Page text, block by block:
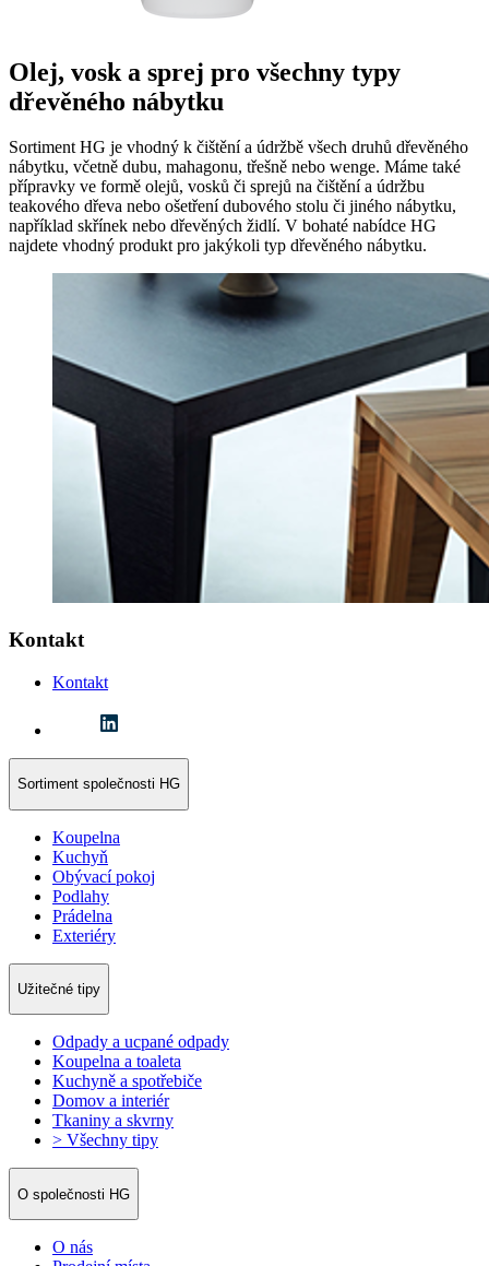
Olej, vosk a sprej pro všechny typy
dřevěného nábytku
Sortiment HG je vhodný k čištění a údržbě všech druhů dřevěného
nábytku, včetně dubu, mahagonu, třešně nebo wenge. Máme také
přípravky ve formě olejů, vosků či sprejů na čištění a údržbu
teakového dřeva nebo ošetření dubového stolu či jiného nábytku,
například skřínek nebo dřevěných židlí. V bohaté nabídce HG
najdete vhodný produkt pro jakýkoli typ dřevěného nábytku.
Kontakt
Kontakt
Sortiment společnosti HG
Koupelna
Kuchyň
Obývací pokoj
Podlahy
Prádelna
Exteriéry
Užitečné tipy
Odpady a ucpané odpady
Koupelna a toaleta
Kuchyně a spotřebiče
Domov a interiér
Tkaniny a skvrny
> Všechny tipy
O společnosti HG
O nás